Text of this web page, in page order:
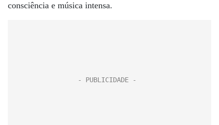
consciência e música intensa.